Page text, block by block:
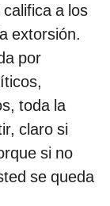
a los
extorsión.
por
toda la
claro si
si no
se queda